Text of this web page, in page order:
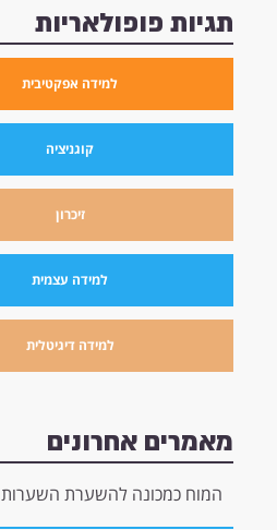
תגיות פופולאריות
למידה אפקטיבית
קוגניציה
זיכרון
למידה עצמית
למידה דיגיטלית
מאמרים אחרונים
המוח כמכונה להשערת השערות